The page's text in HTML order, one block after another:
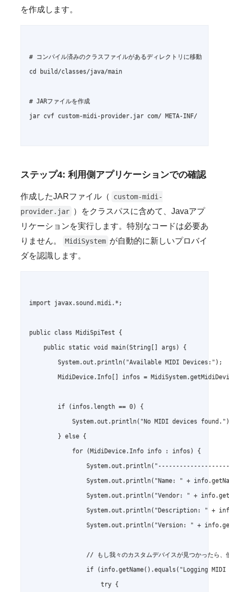
を作成します。
# コンパイル済みのクラスファイルがあるディレクトリに移動
cd build/classes/java/main
# JARファイルを作成
jar cvf custom-midi-provider.jar com/ META-INF/
ステップ4: 利用側アプリケーションでの確認
作成したJARファイル（
custom-midi-
provider.jar ）をクラスパスに含めて、Javaアプ
リケーションを実行します。特別なコードは必要あ
りません。
MidiSystem が自動的に新しいプロバイ
ダを認識します。
import javax.sound.midi.*;
public class MidiSpiTest {
    public static void main(String[] args) {
        System.out.println("Available MIDI Devices:");
MidiDevice.Info[] infos =
        if (infos.length == 0) {
System.out.println("No MIDI devices
        } else {
            for (MidiDevice.Info info : infos) {
System.out.println("Name: " +
System.out.println("Vendor: " +
System.out.println("Description: " +
System.out.println("Version: " +
// もし我々のカスタムデバイスが見つかったら、
if (info.getName().equals("Logging MIDI
                    try {